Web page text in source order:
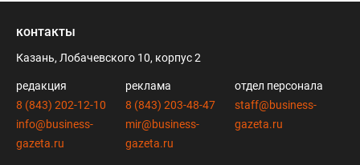
контакты
Казань, Лобачевского 10, корпус 2
редакция
8 (843) 202-12-10
info@business-
gazeta.ru
реклама
8 (843) 203-48-47
mir@business-
gazeta.ru
отдел персонала
staff@business-
gazeta.ru